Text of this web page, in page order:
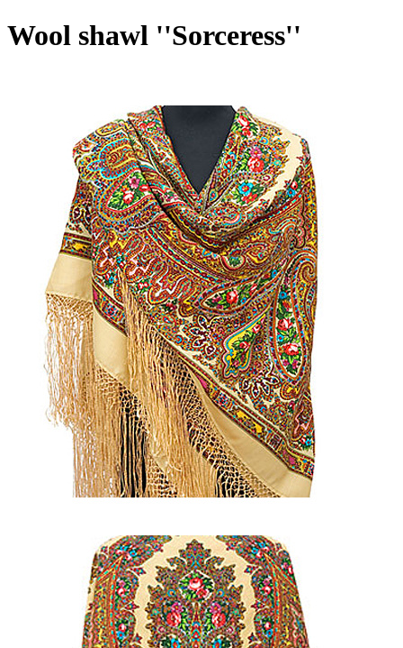
Wool shawl ''Sorceress''